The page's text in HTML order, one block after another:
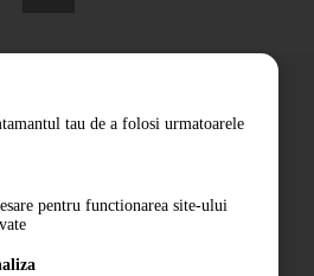
tau de a folosi urmatoarele
pentru functionarea site-ului